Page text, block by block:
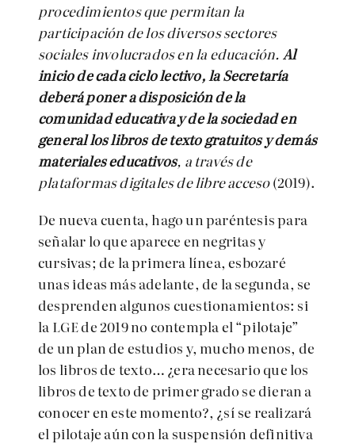
procedimientos que permitan la
participación de los diversos sectores
sociales involucrados en la educación. Al
inicio de cada ciclo lectivo, la Secretaría
deberá poner a disposición de la
comunidad educativa y de la sociedad en
general los libros de texto gratuitos y demás
materiales educativos, a través de
plataformas digitales de libre acceso(2019).
De nueva cuenta, hago un paréntesis para
señalar lo que aparece en negritas y
cursivas; de la primera línea, esbozaré
unas ideas más adelante, de la segunda, se
desprenden algunos cuestionamientos: si
la LGE de 2019 no contempla el “pilotaje”
de un plan de estudios y, mucho menos, de
los libros de texto… ¿era necesario que los
libros de texto de primer grado se dieran a
conocer en este momento?, ¿sí se realizará
el pilotaje aún con la suspensión definitiva